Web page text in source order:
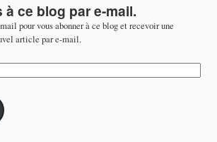
ce blog par e-mail.
pour vous abonner à ce blog et recevoir une
article par e-mail.